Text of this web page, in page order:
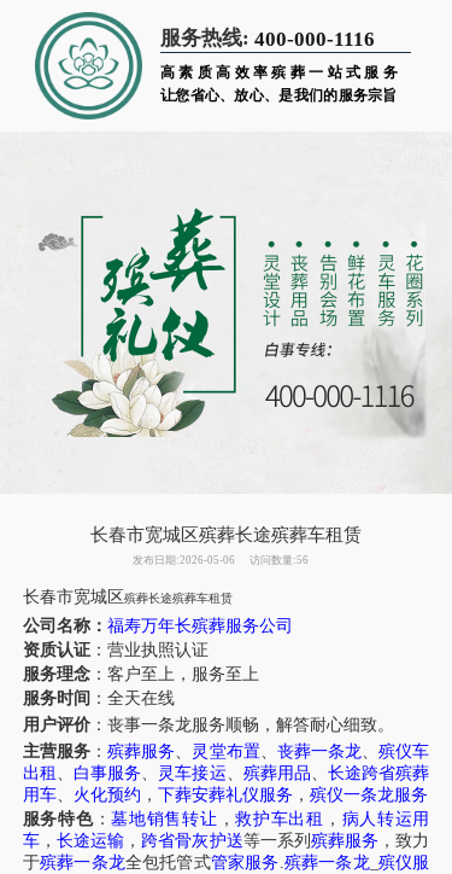
服务热线: 400-000-1116
高素质高效率殡葬一站式服务
让您省心、放心、是我们的服务宗旨
长春市宽城区殡葬长途殡葬车租赁
发布日期:2026-05-06 访问数量:56
长春市宽城区殡葬长途殡葬车租赁
公司名称： 福寿万年长殡葬服务公司
资质认证：营业执照认证
服务理念：客户至上，服务至上
服务时间 ：全天在线
用户评价：丧事一条龙服务顺畅，解答耐心细致。
主营服务 ：殡葬服务、 灵堂布置、 丧葬一条龙、殡仪车
出租 、 白事服务、 灵车接运、 殡葬用品、 长途跨省殡葬
用车、 火化预约 ， 下葬安葬礼仪服务 ， 殡仪一条龙服务
服务特色：墓地销售转让 ，救护车出租 ， 病人转运用
车， 长途运输 ，跨省骨灰护送等一系列 殡葬服务 ，致力
于殡葬一条龙全包托管式管家服务 .殡葬一条龙_ 殡仪服